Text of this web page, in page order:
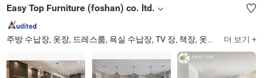
Easy Top Furniture (foshan) co. ltd.
주방 수납장, 옷장, 드레스룸, 욕실 수납장, TV 장, 책장, 옷장, 주방 가구, 세탁실 수납장, 맞춤형 가구 더 보기 +